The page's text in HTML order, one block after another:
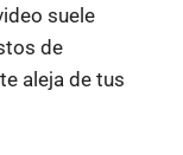
suele
de
aleja de tus